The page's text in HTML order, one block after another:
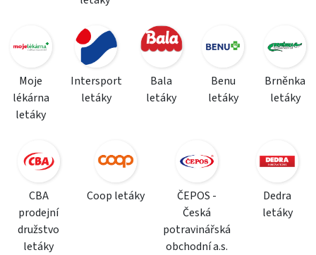
Moje
lékárna
letáky
Intersport
letáky
Bala
letáky
Benu
letáky
Brněnka
letáky
CBA
prodejní
družstvo
letáky
Coop letáky
ČEPOS -
Česká
potravinářská
obchodní a.s.
Dedra
letáky